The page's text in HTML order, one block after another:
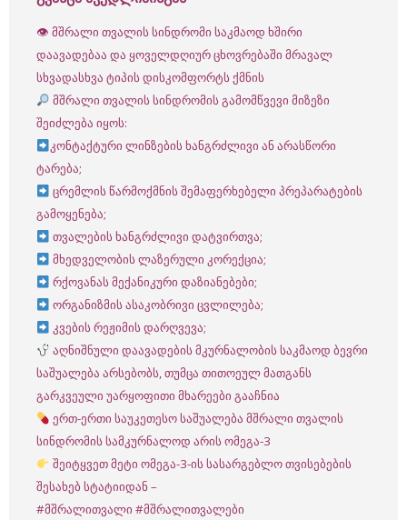
👁 მშრალი თვალის სინდრომი საკმაოდ ხშირი
დაავადებაა და ყოველდღიურ ცხოვრებაში მრავალ
სხვადასხვა ტიპის დისკომფორტს ქმნის
მშრალი თვალის სინდრომის გამომწვევი მიზეზი
შეიძლება იყოს:
კონტაქტური ლინზების ხანგრძლივი ან არასწორი
ტარება;
ცრემლის წარმოქმნის შემაფერხებელი პრეპარატების
გამოყენება;
თვალების ხანგრძლივი დატვირთვა;
მხედველობის ლაზერული კორექცია;
რქოვანას მექანიკური დაზიანებები;
ორგანიზმის ასაკობრივი ცვლილება;
კვების რეჟიმის დარღვევა;
აღნიშნული დაავადების მკურნალობის საკმაოდ ბევრი
საშუალება არსებობს, თუმცა თითოეულ მათგანს
გარკვეული უარყოფითი მხარეები გააჩნია
ერთ-ერთი საუკეთესო საშუალება მშრალი თვალის
სინდრომის სამკურნალოდ არის ომეგა-3
შეიტყვეთ მეტი ომეგა-3-ის სასარგებლო თვისებების
შესახებ სტატიიდან –
#მშრალითვალი #მშრალითვალები